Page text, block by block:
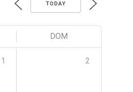
TODAY
DOM
1 2